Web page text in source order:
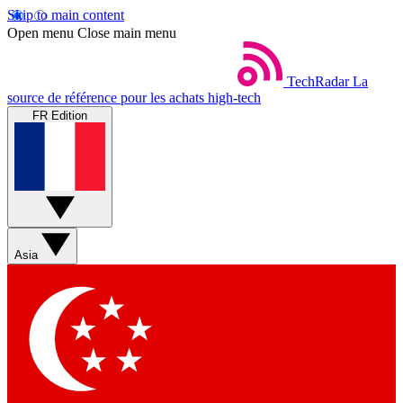
Skip to main content
Open menu Close main menu
TechRadar La
source de référence pour les achats high-tech
FR Edition
Asia